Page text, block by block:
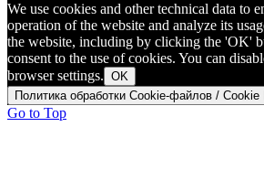
We use cookies and other technical data to
operation of the website and analyze its
the website, including by clicking the 'OK'
consent to the use of cookies. You can
browser settings. OK
Политика обработки Cookie-файлов / Cookie
Go to Top